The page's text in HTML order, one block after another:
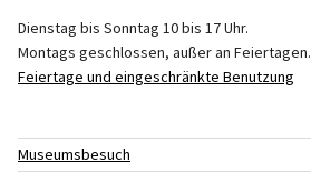
Dienstag bis Sonntag 10 bis 17 Uhr.
Montags geschlossen, außer an Feiertagen.
Feiertage und eingeschränkte Benutzung
Museumsbesuch